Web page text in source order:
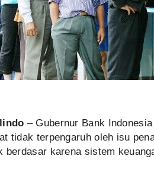
– Gubernur Bank
tidak terpengaruh oleh isu
berdasar karena sistem